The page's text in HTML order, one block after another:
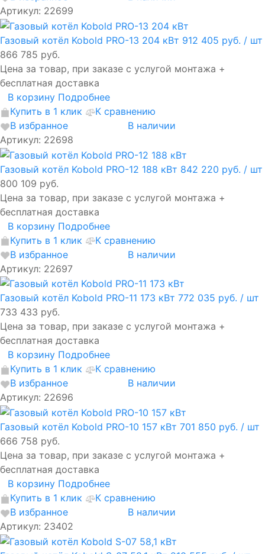
Артикул: 22699
Газовый котёл Kobold PRO-13 204 кВт 912 405 руб. / шт
866 785 руб.
Цена за товар, при заказе с услугой монтажа +
бесплатная доставка
В корзину Подробнее
Купить в 1 клик
К сравнению
В избранное
В наличии
Артикул: 22698
Газовый котёл Kobold PRO-12 188 кВт 842 220 руб. / шт
800 109 руб.
Цена за товар, при заказе с услугой монтажа +
бесплатная доставка
В корзину Подробнее
Купить в 1 клик
К сравнению
В избранное
В наличии
Артикул: 22697
Газовый котёл Kobold PRO-11 173 кВт 772 035 руб. / шт
733 433 руб.
Цена за товар, при заказе с услугой монтажа +
бесплатная доставка
В корзину Подробнее
Купить в 1 клик
К сравнению
В избранное
В наличии
Артикул: 22696
Газовый котёл Kobold PRO-10 157 кВт 701 850 руб. / шт
666 758 руб.
Цена за товар, при заказе с услугой монтажа +
бесплатная доставка
В корзину Подробнее
Купить в 1 клик
К сравнению
В избранное
В наличии
Артикул: 23402